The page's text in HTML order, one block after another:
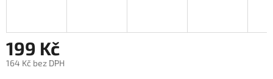
199 Kč
164 Kč bez DPH